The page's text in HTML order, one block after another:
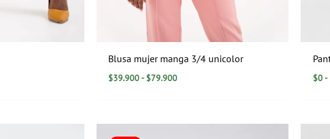
Blusa mujer manga 3/4 unicolor
$39.900- $79.900 $0-